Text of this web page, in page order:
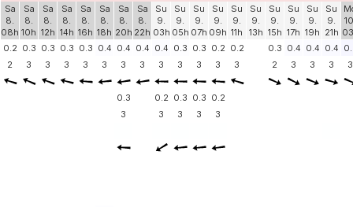
Sa
8.
08h
Sa
8.
10h
Sa
8.
12h
Sa
8.
14h
Sa
8.
16h
Sa
8.
18h
Sa
8.
20h
Sa
8.
22h
Su
9.
03h
Su
9.
05h
Su
9.
07h
Su
9.
09h
Su
9.
11h
Su
9.
13h
Su
9.
15h
Su
9.
17h
Su
9.
19h
Su
9.
21h
0.2 0.3 0.3 0.3 0.3 0.4 0.4 0.4 0.4 0.3 0.3 0.2 0.2 0.3 0.4 0.4 0.4
2
3 3 3 3 3 3 3 3 3 3 3 3 2 3 3 3 3
0.3 0.2 0.3 0.3 0.2
3
3 3 3 3